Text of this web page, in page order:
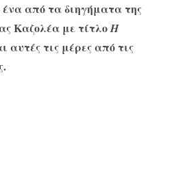
από τα διηγήματα της
Kαζολέα με τίτλοH
αυτές τις μέρες από τις